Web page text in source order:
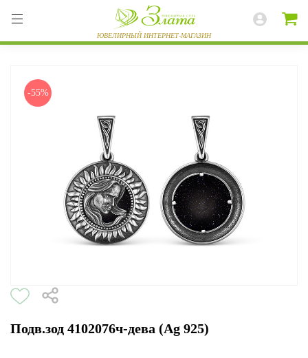
ВЕСЬ КАТАЛОГ
ПОДВЕСКИ
РАЗНОЕ
ДОСТАВКА И ОПЛАТА
-55%
Подв.зод 4102076ч-дева (Ag 925)